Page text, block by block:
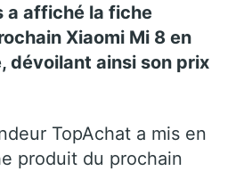
a affiché la fiche
Xiaomi Mi 8 en
dévoilant ainsi son prix
TopAchat a mis en
produit du prochain